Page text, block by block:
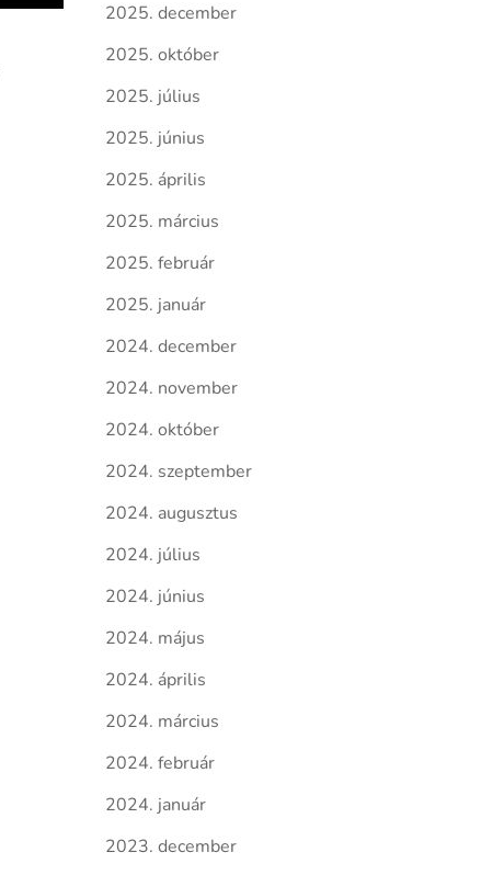
2025. december
2025. október
2025. július
2025. június
2025. április
2025. március
2025. február
2025. január
2024. december
2024. november
2024. október
2024. szeptember
2024. augusztus
2024. július
2024. június
2024. május
2024. április
2024. március
2024. február
2024. január
2023. december